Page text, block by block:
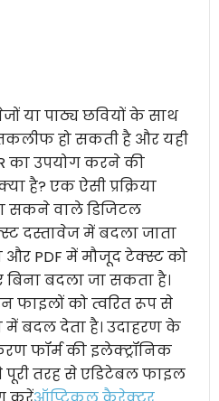
या पाठ्य छवियों के साथ
हो सकती है और यही
का उपयोग करने की
है? एक ऐसी प्रक्रिया
सकने वाले डिजिटल
दस्तावेज में बदला जाता
और PDF में मौजूद टेक्स्ट को
बदला जा सकता है।
फाइलों को त्वरित रूप से
बदल देता है। उदाहरण के
फॉर्म की इलेक्ट्रॉनिक
पूरी तरह से एडिटेबल फाइल